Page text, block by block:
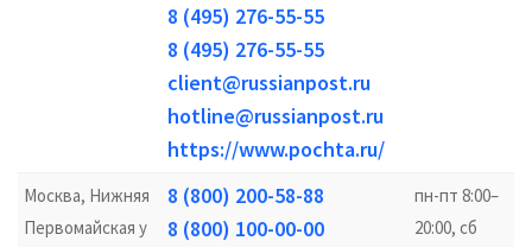
8 (495) 276-55-55
8 (495) 276-55-55
client@russianpost.ru
hotline@russianpost.ru
https://www.pochta.ru/
Москва, Нижняя
Первомайская у
8 (800) 200-58-88
8 (800) 100-00-00
пн-пт 8:00–
20:00, сб